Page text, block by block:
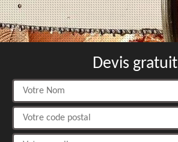
Devis gratuit